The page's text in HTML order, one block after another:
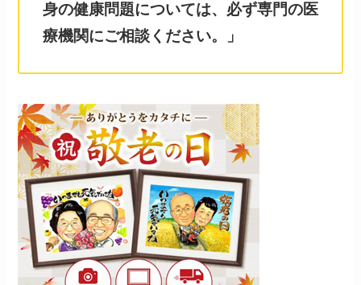
身の健康問題については、必ず専門の医
療機関にご相談ください。」